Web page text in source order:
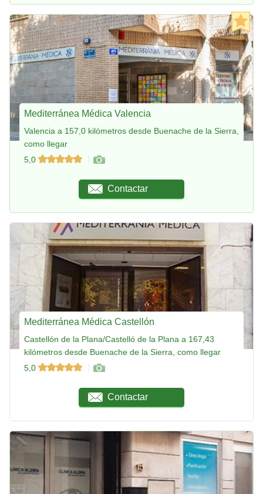
Mediterránea Médica Valencia
Valencia a 157,0 kilómetros desde Buenache de la Sierra,
como llegar
5,0
Contactar
Mediterránea Médica Castellón
Castellón de la Plana/Castelló de la Plana a 167,43
kilómetros desde Buenache de la Sierra, como llegar
5,0
Contactar